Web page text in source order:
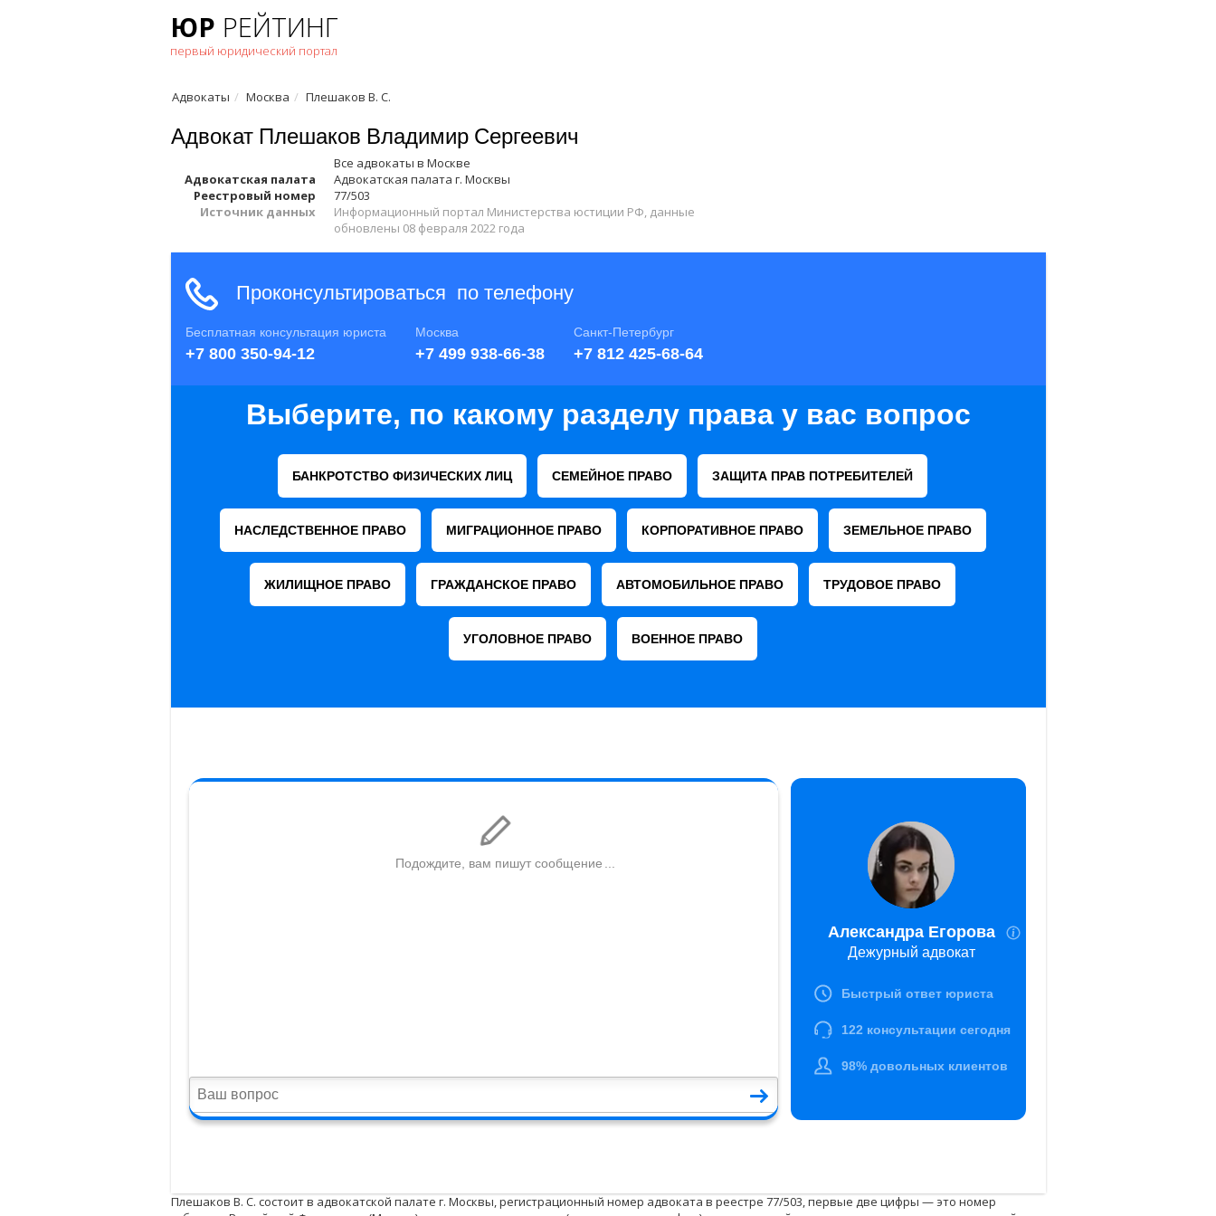
ЮР РЕЙТИНГ
первый юридический портал
Адвокаты Москва Плешаков В. С.
Адвокат Плешаков Владимир Сергеевич
Все адвокаты в Москве
Адвокатская палата
Адвокатская палата г. Москвы
Реестровый номер
77/503
Источник данных
Информационный портал Министерства юстиции РФ, данные
обновлены 08 февраля 2022 года
Плешаков В. С. состоит в адвокатской палате г. Москвы, регистрационный номер адвоката в реестре 77/503, первые две цифры — это номер